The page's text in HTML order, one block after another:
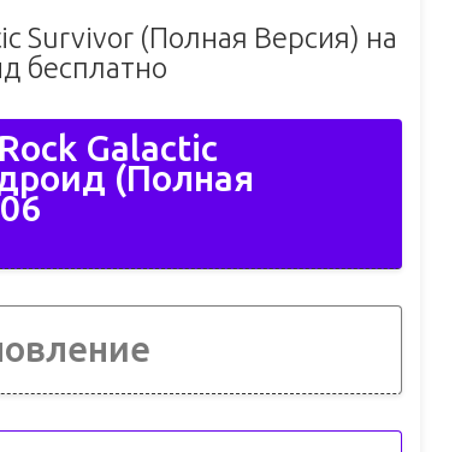
Survivor (Полная Версия) на
бесплатно
Galactic
(Полная